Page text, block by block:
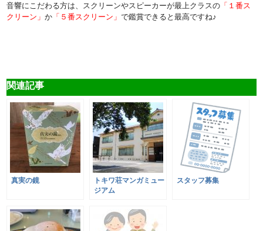
音響にこだわる方は、スクリーンやスピーカーが最上クラスの 「１番ス
クリーン」か 「５番スクリーン」で鑑賞できると最高ですね♪
関連記事
真実の鏡
トキワ荘マンガミュー
ジアム
スタッフ募集